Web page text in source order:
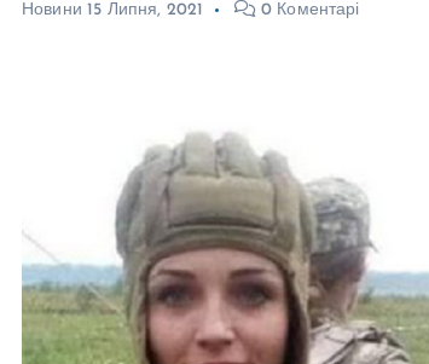
Новини 15 Липня, 2021 0 Коментарі